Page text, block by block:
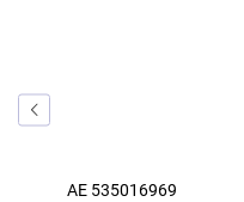
AE 535016969